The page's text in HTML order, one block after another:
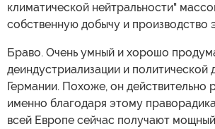
климатической нейтральности"
собственную добычу и производство
Браво. Очень умный и хорошо
деиндустриализации и политической
Германии. Похоже, он действительно
именно благодаря этому
всей Европе сейчас получают